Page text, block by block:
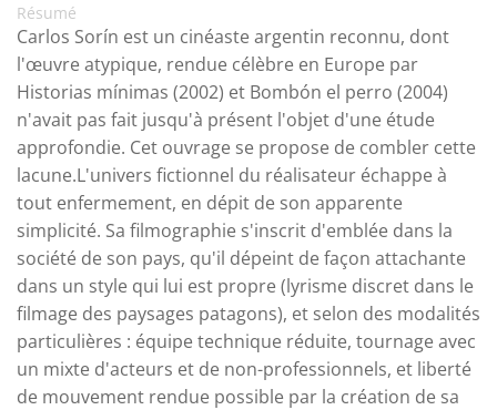
Résumé
Carlos Sorín est un cinéaste argentin reconnu, dont
l'œuvre atypique, rendue célèbre en Europe par
Historias mínimas (2002) et Bombón el perro (2004)
n'avait pas fait jusqu'à présent l'objet d'une étude
approfondie. Cet ouvrage se propose de combler cette
lacune.L'univers fictionnel du réalisateur échappe à
tout enfermement, en dépit de son apparente
simplicité. Sa filmographie s'inscrit d'emblée dans la
société de son pays, qu'il dépeint de façon attachante
dans un style qui lui est propre (lyrisme discret dans le
filmage des paysages patagons), et selon des modalités
particulières : équipe technique réduite, tournage avec
un mixte d'acteurs et de non-professionnels, et liberté
de mouvement rendue possible par la création de sa